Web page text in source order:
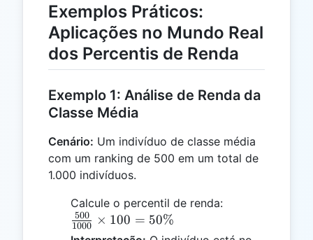
Exemplos Práticos:
Aplicações no Mundo Real
dos Percentis de Renda
Exemplo 1: Análise de Renda da
Classe Média
Cenário: Um indivíduo de classe média
com um ranking de 500 em um total de
1.000 indivíduos.
Calcule o percentil de renda:
\times 100
1000
500 × 100 = 50%